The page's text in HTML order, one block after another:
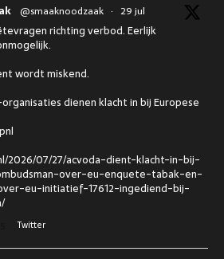
@smaaknoodzaak · 29 jul
richting verbod. Eerlijk
wordt miskend.
organisaties dienen klacht in bij Europese
2026/07/27/acvoda-dient-klacht-in-bij-
over-eu-enquete-tabak-en-
eu-initiatief-17612-ingediend-bij-
Twitter